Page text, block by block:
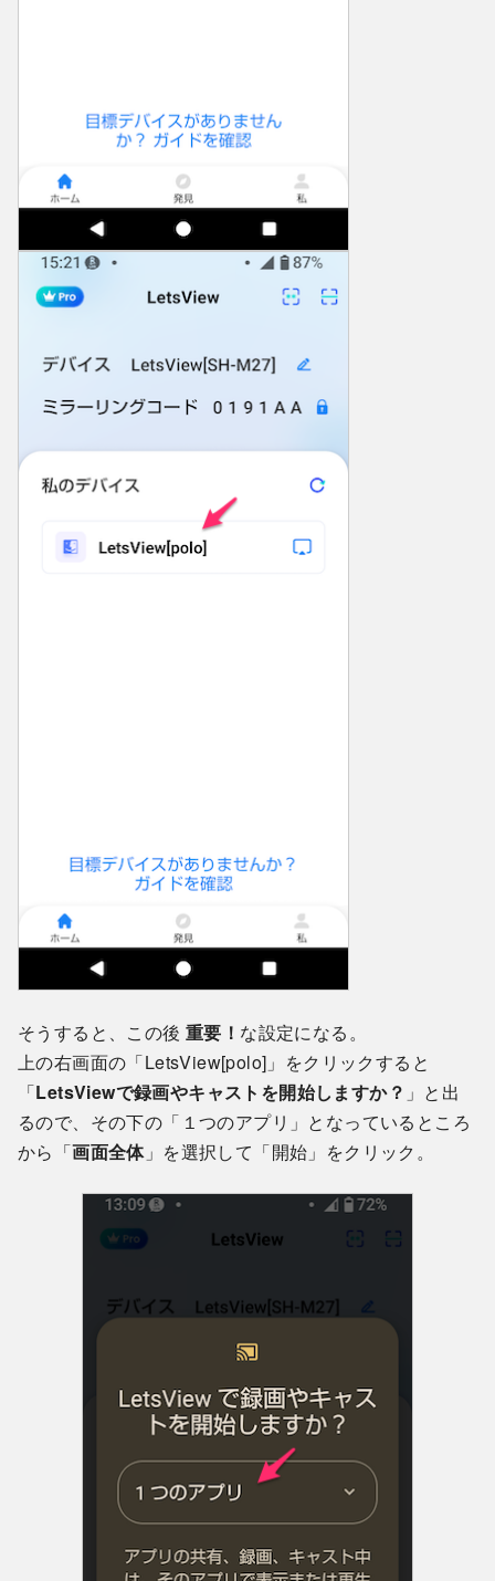
そうすると、この後 重要！ な設定になる。
上の右画面の「LetsView[polo]」をクリックすると
「LetsViewで録画やキャストを開始しますか？ 」と出
るので、その下の「１つのアプリ」となっているところ
から「画面全体」を選択して「開始」をクリック。